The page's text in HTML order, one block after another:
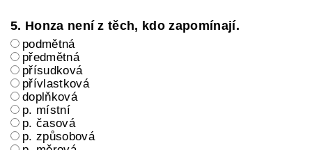
5. Honza není z těch, kdo zapomínají.
podmětná
předmětná
přísudková
přívlastková
doplňková
p. místní
p. časová
p. způsobová